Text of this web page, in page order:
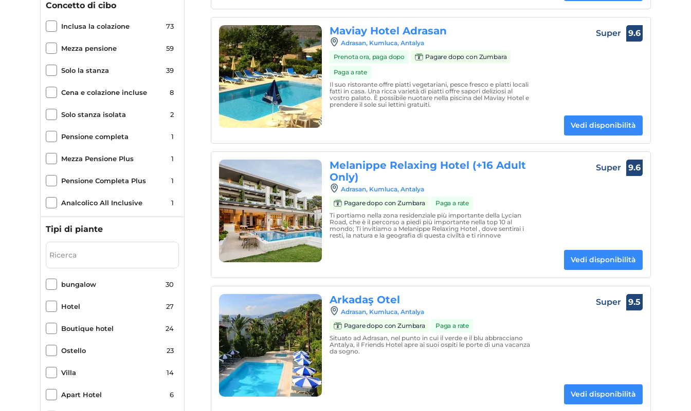
Concetto di cibo
Inclusa la colazione 73
Mezza pensione 59
Solo la stanza 39
Cena e colazione incluse 8
Solo stanza isolata 2
Pensione completa 1
Mezza Pensione Plus 1
Pensione Completa Plus 1
Analcolico All Inclusive 1
Tipi di piante
bungalow 30
Hotel 27
Boutique hotel 24
Ostello 23
Villa 14
Apart Hotel 6
Maviay Hotel Adrasan
Adrasan, Kumluca, Antalya
Prenota ora, paga dopo
Pagare dopo con Zumbara
Paga a rate
Il suo ristorante offre piatti vegetariani, pesce fresco e piatti locali
fatti in casa. Una ricca varietà di piatti offre sapori deliziosi al
vostro palato. È possibile nuotare nella piscina del Maviay Hotel e
prendere il sole sui lettini gratuiti.
Super 9.6
Vedi disponibilità
Melanippe Relaxing Hotel (+16 Adult
Only)
Adrasan, Kumluca, Antalya
Pagare dopo con Zumbara
Paga a rate
Ti portiamo nella zona residenziale più importante della Lycian
Road, che è il percorso a piedi più importante nella top 10 al
mondo; Ti invitiamo a Melanippe Relaxing Hotel , dove sentirai i
resti, la natura e la geografia di questa civiltà e ti rinnove
Super 9.6
Vedi disponibilità
Arkadaş Otel
Adrasan, Kumluca, Antalya
Pagare dopo con Zumbara
Paga a rate
Situato ad Adrasan, nel punto in cui il verde e il blu abbracciano
Antalya, il Friends Hotel apre ai suoi ospiti le porte di una vacanza
da sogno.
Super 9.5
Vedi disponibilità